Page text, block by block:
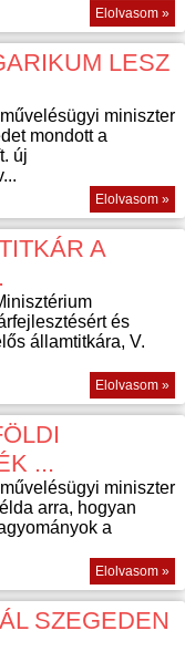
Elolvasom »
LESZ
miniszter
mondott a
új
Elolvasom »
A
és
államtitkára, V.
Elolvasom »
...
miniszter
arra, hogyan
a
Elolvasom »
SZEGEDEN